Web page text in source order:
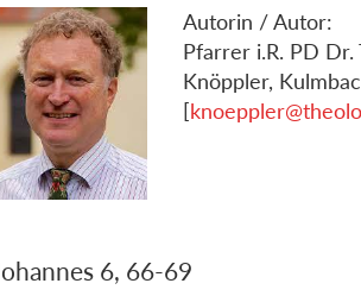
Autorin / Autor:
Pfarrer i.R. PD Dr.
Knöppler,
[
6, 66-69